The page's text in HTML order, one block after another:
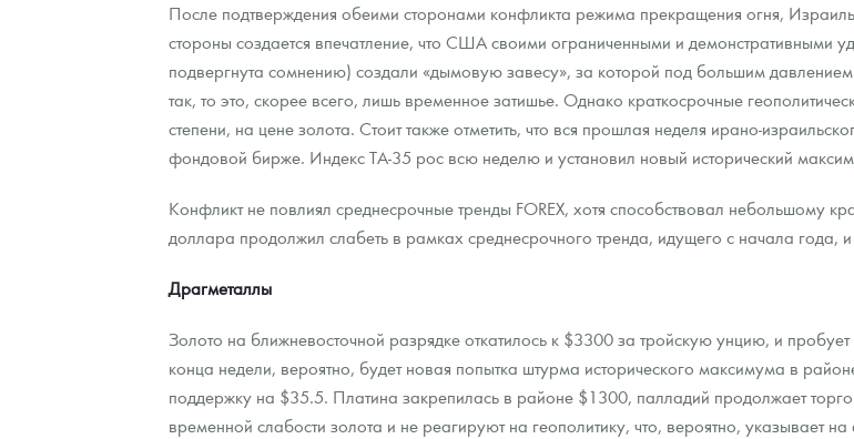
Ювелирные изделия
Русская нумизматика
Монеты и жетоны из недрагоценных металлов
Книги по нумизматике
Положение по обработке и защите персональных данных
После подтверждения обеими сторонами конфликта режима прекращения огня,
стороны создается впечатление, что США своими ограниченными и демонстративными
подвергнута сомнению) создали «дымовую завесу», за которой под большим
так, то это, скорее всего, лишь временное затишье. Однако краткосрочные
степени, на цене золота. Стоит также отметить, что вся прошлая неделя ирано-
фондовой бирже. Индекс ТА-35 рос всю неделю и установил новый исторический
Конфликт не повлиял среднесрочные тренды FOREX, хотя способствовал небольшому
доллара продолжил слабеть в рамках среднесрочного тренда, идущего с начала года,
Драгметаллы
Золото на ближневосточной разрядке откатилось к $3300 за тройскую унцию, и
конца недели, вероятно, будет новая попытка штурма исторического максимума в
поддержку на $35.5. Платина закрепилась в районе $1300, палладий продолжает
временной слабости золота и не реагируют на геополитику, что, вероятно, указывает